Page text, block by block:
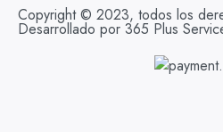
Copyright © 2023, todos los
Desarrollado por 365 Plus